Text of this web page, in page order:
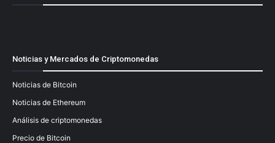
Noticias y Mercados de Criptomonedas
Noticias de Bitcoin
Noticias de Ethereum
Análisis de criptomonedas
Precio de Bitcoin